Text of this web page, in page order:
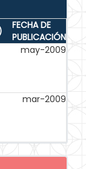
FECHA DE
PUBLICACIÓN
may-2009
mar-2009